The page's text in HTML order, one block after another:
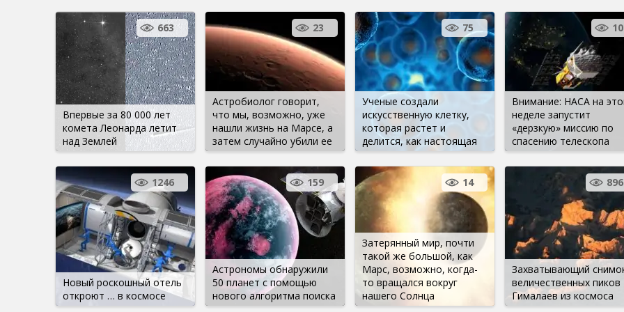
Впервые за 80 000 лет
комета Леонарда летит
над Землей
663
Астробиолог говорит,
что мы, возможно, уже
нашли жизнь на Марсе, а
затем случайно убили ее
23
Ученые создали
искусственную клетку,
которая растет и
делится, как настоящая
75
Внимание: НАСА на
неделе запустит
«дерзкую» миссию по
спасению телескопа
10
Новый роскошный отель
откроют … в космосе
1246
Астрономы обнаружили
50 планет с помощью
нового алгоритма поиска
159
Затерянный мир, почти
такой же большой, как
Марс, возможно, когда-
то вращался вокруг
нашего Солнца
14
Захватывающий
величественных пиков
Гималаев из космоса
896